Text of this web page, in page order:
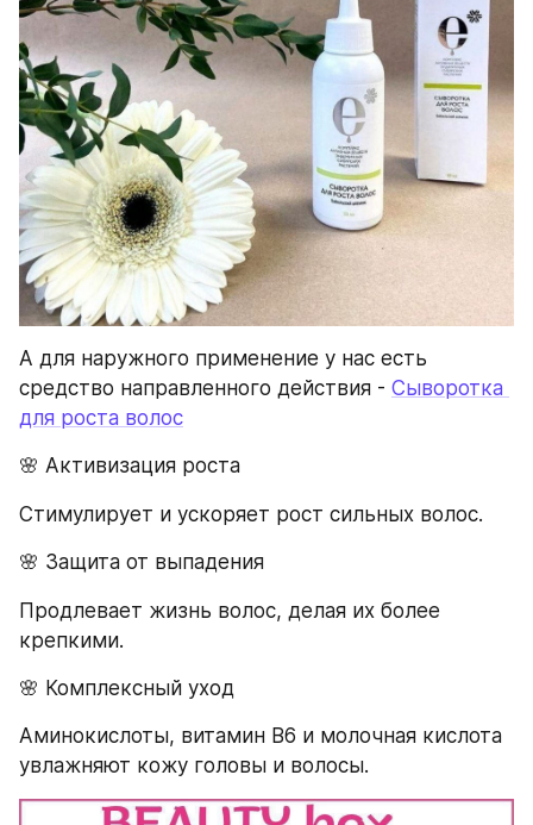
А для наружного применение у нас есть
средство направленного действия - Сыворотка
для роста волос
🌸 Активизация роста
Стимулирует и ускоряет рост сильных волос.
🌸 Защита от выпадения
Продлевает жизнь волос, делая их более
крепкими.
🌸 Комплексный уход
Аминокислоты, витамин B6 и молочная кислота
увлажняют кожу головы и волосы.